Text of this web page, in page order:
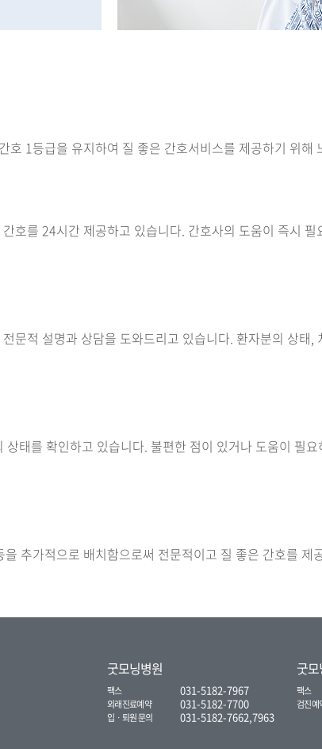
1등급을 유지하여 질 좋은 간호서비스를 제공하기 위해
호를 24시간 제공하고 있습니다. 간호사의 도움이 즉시
문적 설명과 상담을 도와드리고 있습니다. 환자분의 상태,
태를 확인하고 있습니다. 불편한 점이 있거나 도움이 필
추가적으로 배치함으로써 전문적이고 질 좋은 간호를 제
굿모닝병원
팩스 031-5182-7967
외래진료예약 031-5182-7700
입ㆍ퇴원 문의 031-5182-7662,7963
굿
팩스
검진예